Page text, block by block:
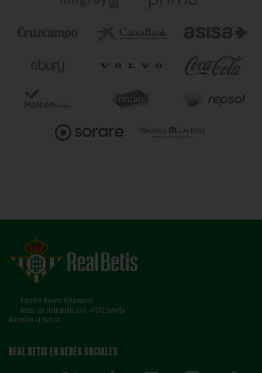
Estadio Benito Villamarín
Avda. de Heliópolis s/n, 41012 Sevilla
Atención al Bético
REAL BETIS EN REDES SOCIALES